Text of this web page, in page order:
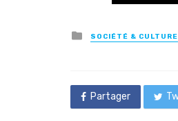
Posted
in
SOCIÉTÉ & CULTURE
Partager